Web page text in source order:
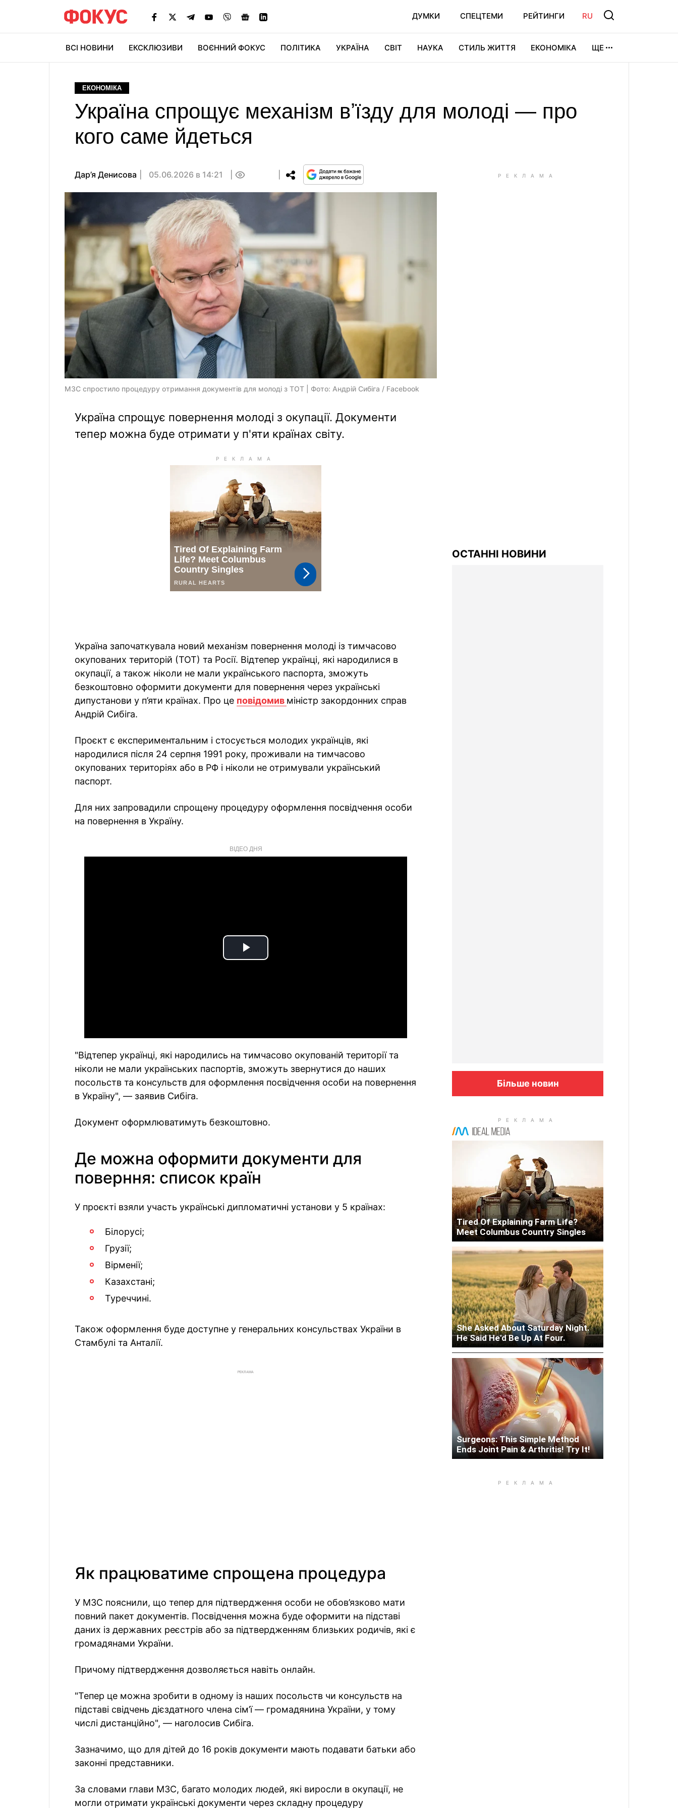
ДУМКИ СПЕЦТЕМИ РЕЙТИНГИ RU
ВСІ НОВИНИ ЕКСКЛЮЗИВИ ВОЄННИЙ ФОКУС ПОЛІТИКА УКРАЇНА СВІТ НАУКА СТИЛЬ ЖИТТЯ ЕКОНОМІКА ЩЕ
ЕКОНОМІКА
Україна спрощує механізм вʼїзду для молоді — про
кого саме йдеться
Дар’я Денисова 05.06.2026 в 14:21
МЗС спростило процедуру отримання документів для молоді з ТОТ | Фото: Андрій Сибіга / Facebook
Україна спрощує повернення молоді з окупації. Документи
тепер можна буде отримати у п'яти країнах світу.
Україна започаткувала новий механізм повернення молоді із тимчасово
окупованих територій (ТОТ) та Росії. Відтепер українці, які народилися в
окупації, а також ніколи не мали українського паспорта, зможуть
безкоштовно оформити документи для повернення через українські
дипустанови у п’яти країнах. Про це повідомив міністр закордонних справ
Андрій Сибіга.
Проєкт є експериментальним і стосується молодих українців, які
народилися після 24 серпня 1991 року, проживали на тимчасово
окупованих територіях або в РФ і ніколи не отримували український
паспорт.
Для них запровадили спрощену процедуру оформлення посвідчення особи
на повернення в Україну.
ВІДЕО ДНЯ
Play
"Відтепер українці, які народились на тимчасово окупованій території та
ніколи не мали українських паспортів, зможуть звернутися до наших
посольств та консульств для оформлення посвідчення особи на повернення
в Україну", — заявив Сибіга.
Документ оформлюватимуть безкоштовно.
Де можна оформити документи для
поверння: список країн
У проєкті взяли участь українські дипломатичні установи у 5 країнах:
Білорусі;
Грузії;
Вірменії;
Казахстані;
Туреччині.
Також оформлення буде доступне у генеральних консульствах України в
Стамбулі та Анталії.
РЕКЛАМА
Як працюватиме спрощена процедура
У МЗС пояснили, що тепер для підтвердження особи не обов’язково мати
повний пакет документів. Посвідчення можна буде оформити на підставі
даних із державних реєстрів або за підтвердженням близьких родичів, які є
громадянами України.
Причому підтвердження дозволяється навіть онлайн.
"Тепер це можна зробити в одному із наших посольств чи консульств на
підставі свідчень дієздатного члена сім’ї — громадянина України, у тому
числі дистанційно", — наголосив Сибіга.
Зазначимо, що для дітей до 16 років документи мають подавати батьки або
законні представники.
За словами глави МЗС, багато молодих людей, які виросли в окупації, не
могли отримати українські документи через складну процедуру
ОСТАННІ НОВИНИ
Більше новин
Tired Of Explaining Farm Life?
Meet Columbus Country Singles
She Asked About Saturday Night.
He Said He'd Be Up At Four.
Woman Lives In Garage - Don't
Judge Until You Peek Inside
Surgeons: This Simple Method
Ends Joint Pain & Arthritis! Try It!